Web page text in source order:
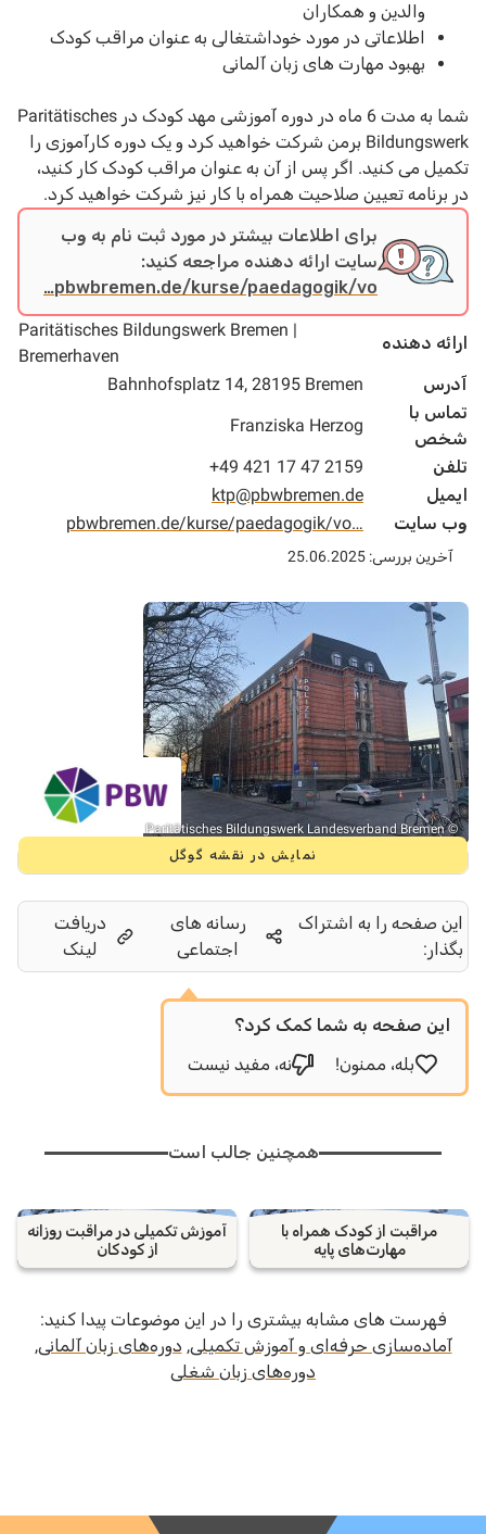
والدین و همکاران
اطلاعاتی در مورد خوداشتغالی به عنوان مراقب کودک
بهبود مهارت های زبان آلمانی
شما به مدت 6 ماه در دوره آموزشی مهد کودک در Paritätisches
Bildungswerk برمن شرکت خواهید کرد و یک دوره کارآموزی را
تکمیل می کنید. اگر پس از آن به عنوان مراقب کودک کار کنید،
در برنامه تعیین صلاحیت همراه با کار نیز شرکت خواهید کرد.
برای اطلاعات بیشتر در مورد ثبت نام به وب
سایت ارائه دهنده مراجعه کنید:
pbwbremen.de/kurse/paedagogik/vo…
ارائه دهنده
Paritätisches Bildungswerk Bremen |
Bremerhaven
آدرس
Bahnhofsplatz 14, 28195 Bremen
تماس با
شخص
Franziska Herzog
تلفن
+49 421 17 47 2159
ایمیل
ktp@pbwbremen.de
وب سایت
pbwbremen.de/kurse/paedagogik/vo…
آخرین بررسی: 25.06.2025
© Paritätisches Bildungswerk Landesverband Bremen
نمایش در نقشه گوگل
این صفحه را به اشتراک
بگذار:
رسانه های
اجتماعی
دریافت
لینک
این صفحه به شما کمک کرد؟
بله، ممنون!
نه، مفید نیست
همچنین جالب است
مراقبت از کودک همراه با
مهارت‌های پایه
آموزش تکمیلی در مراقبت روزانه
از کودکان
فهرست های مشابه بیشتری را در این موضوعات پیدا کنید:
آماده‌سازی حرفه‌ای و آموزش تکمیلی, دوره‌های زبان آلمانی,
دوره‌های زبان شغلی